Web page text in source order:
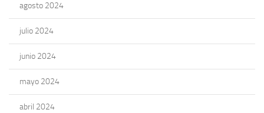
agosto 2024
julio 2024
junio 2024
mayo 2024
abril 2024